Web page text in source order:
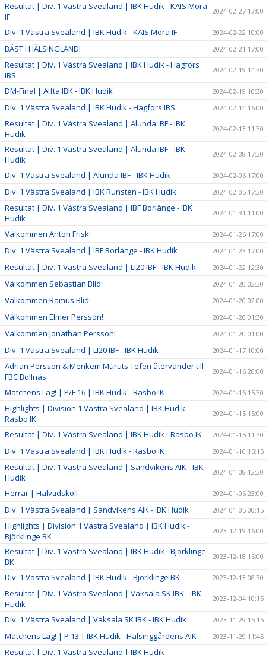
Resultat | Div. 1 Västra Svealand | IBK Hudik - KAIS Mora
IF
2024-02-27 17:00
Div. 1 Västra Svealand | IBK Hudik - KAIS Mora IF 2024-02-22 10:00
BÄST I HÄLSINGLAND! 2024-02-21 17:00
Resultat | Div. 1 Västra Svealand | IBK Hudik - Hagfors
IBS
2024-02-19 14:30
DM-Final | Alfta IBK - IBK Hudik 2024-02-19 10:30
Div. 1 Västra Svealand | IBK Hudik - Hagfors IBS 2024-02-14 16:00
Resultat | Div. 1 Västra Svealand | Alunda IBF - IBK
Hudik
2024-02-13 11:30
Resultat | Div. 1 Västra Svealand | Alunda IBF - IBK
Hudik
2024-02-08 17:30
Div. 1 Västra Svealand | Alunda IBF - IBK Hudik 2024-02-06 17:00
Div. 1 Västra Svealand | IBK Runsten - IBK Hudik 2024-02-05 17:30
Resultat | Div. 1 Västra Svealand | IBF Borlänge - IBK
Hudik
2024-01-31 11:00
Välkommen Anton Frisk! 2024-01-26 17:00
Div. 1 Västra Svealand | IBF Borlänge - IBK Hudik 2024-01-23 17:00
Resultat | Div. 1 Västra Svealand | LI20 IBF - IBK Hudik 2024-01-22 12:30
Välkommen Sebastian Blid! 2024-01-20 02:30
Välkommen Ramus Blid! 2024-01-20 02:00
Välkommen Elmer Persson! 2024-01-20 01:30
Välkommen Jonathan Persson! 2024-01-20 01:00
Div. 1 Västra Svealand | LI20 IBF - IBK Hudik 2024-01-17 10:00
Adrian Persson & Menkem Muruts Teferi återvänder till
FBC Bollnäs
2024-01-16 20:00
Matchens Lag! | P/F 16 | IBK Hudik - Rasbo IK 2024-01-16 15:30
Highlights | Division 1 Västra Svealand | IBK Hudik -
Rasbo IK
2024-01-15 15:00
Resultat | Div. 1 Västra Svealand | IBK Hudik - Rasbo IK 2024-01-15 11:30
Div. 1 Västra Svealand | IBK Hudik - Rasbo IK 2024-01-10 15:15
Resultat | Div. 1 Västra Svealand | Sandvikens AIK - IBK
Hudik
2024-01-08 12:30
Herrar | Halvtidskoll 2024-01-06 23:00
Div. 1 Västra Svealand | Sandvikens AIK - IBK Hudik 2024-01-05 00:15
Highlights | Division 1 Västra Svealand | IBK Hudik -
Björklinge BK
2023-12-19 16:00
Resultat | Div. 1 Västra Svealand | IBK Hudik - Björklinge
BK
2023-12-18 16:00
Div. 1 Västra Svealand | IBK Hudik - Björklinge BK 2023-12-13 08:30
Resultat | Div. 1 Västra Svealand | Vaksala SK IBK - IBK
Hudik
2023-12-04 10:15
Div. 1 Västra Svealand | Vaksala SK IBK - IBK Hudik 2023-11-29 15:15
Matchens Lag! | P 13 | IBK Hudik - Hälsinggårdens AIK 2023-11-29 11:45
Resultat | Div. 1 Västra Svealand | IBK Hudik -